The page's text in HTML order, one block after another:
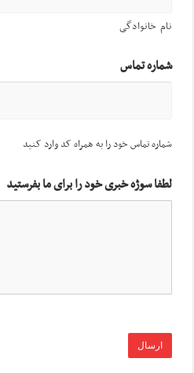
نام خانوادگی
شماره تماس
شماره تماس خود را به همراه کد وارد کنید
لطفا سوژه خبری خود را برای ما بفرستید